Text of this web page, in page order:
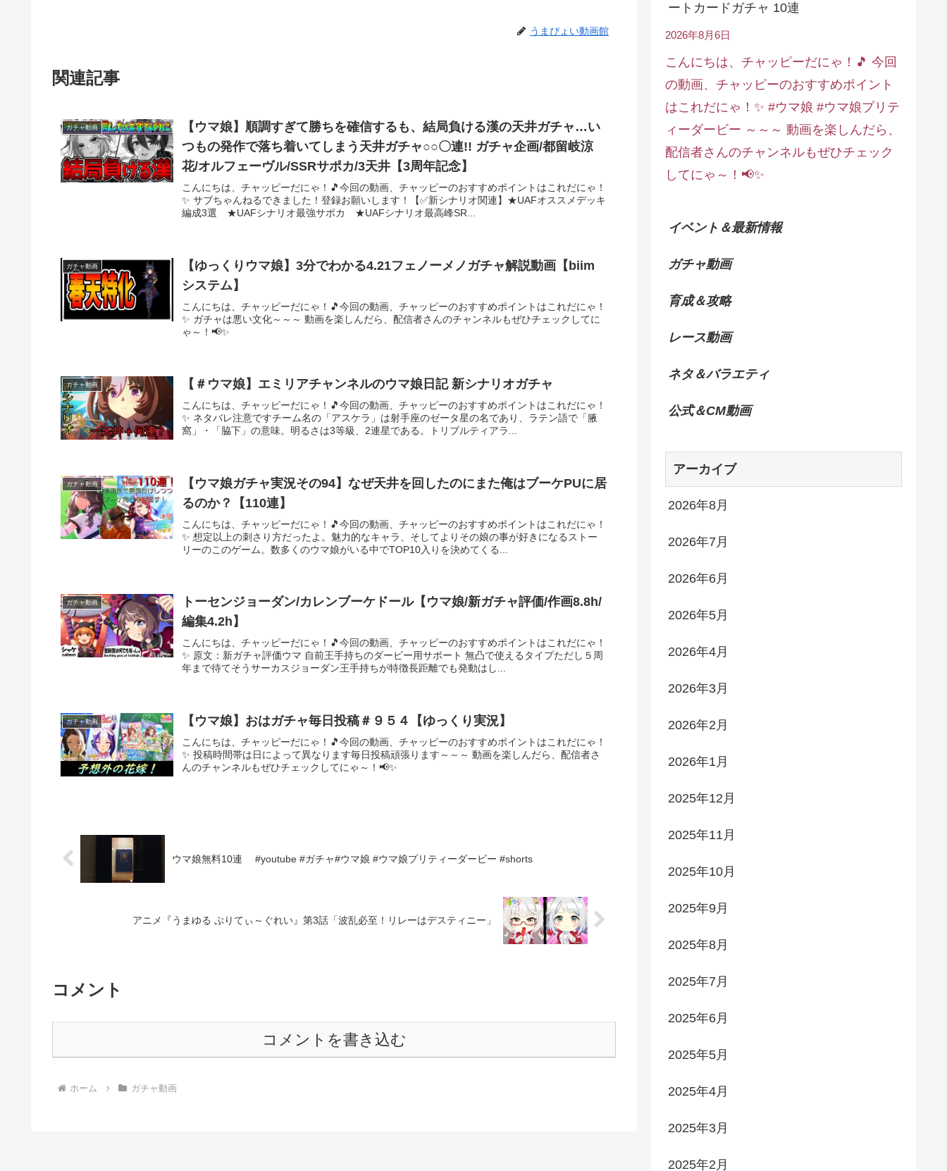
うまぴょい動画館
関連記事
ガチャ動画
【ウマ娘】順調すぎて勝ちを確信するも、結局負ける漢の天井ガチャ…い
つもの発作で落ち着いてしまう天井ガチャ○○〇連!! ガチャ企画/都留岐涼
花/オルフェーヴル/SSRサポカ/3天井【3周年記念】
こんにちは、チャッピーだにゃ！🎵今回の動画、チャッピーのおすすめポイントはこれだにゃ！
✨ サブちゃんねるできました！登録お願いします！【✅新シナリオ関連】★UAFオススメデッキ
編成3選 ★UAFシナリオ最強サポカ ★UAFシナリオ最高峰SR...
ガチャ動画
【ゆっくりウマ娘】3分でわかる4.21フェノーメノガチャ解説動画【biim
システム】
こんにちは、チャッピーだにゃ！🎵今回の動画、チャッピーのおすすめポイントはこれだにゃ！
✨ ガチャは悪い文化～～～ 動画を楽しんだら、配信者さんのチャンネルもぜひチェックしてに
ゃ～！📢✨
ガチャ動画 【＃ウマ娘】エミリアチャンネルのウマ娘日記 新シナリオガチャ
こんにちは、チャッピーだにゃ！🎵今回の動画、チャッピーのおすすめポイントはこれだにゃ！
✨ ネタバレ注意ですチーム名の「アスケラ」は射手座のゼータ星の名であり、ラテン語で「腋
窩」・「脇下」の意味。明るさは3等級、2連星である。トリプルティアラ...
ガチャ動画
【ウマ娘ガチャ実況その94】なぜ天井を回したのにまた俺はブーケPUに居
るのか？【110連】
こんにちは、チャッピーだにゃ！🎵今回の動画、チャッピーのおすすめポイントはこれだにゃ！
✨ 想定以上の刺さり方だったよ。魅力的なキャラ、そしてよりその娘の事が好きになるストー
リーのこのゲーム。数多くのウマ娘がいる中でTOP10入りを決めてくる...
ガチャ動画
トーセンジョーダン/カレンブーケドール【ウマ娘/新ガチャ評価/作画8.8h/
編集4.2h】
こんにちは、チャッピーだにゃ！🎵今回の動画、チャッピーのおすすめポイントはこれだにゃ！
✨ 原文：新ガチャ評価ウマ 自前王手持ちのダービー用サポート 無凸で使えるタイプただし５周
年まで待てそうサーカスジョーダン王手持ちが特徴長距離でも発動はし...
ガチャ動画 【ウマ娘】おはガチャ毎日投稿＃９５４【ゆっくり実況】
こんにちは、チャッピーだにゃ！🎵今回の動画、チャッピーのおすすめポイントはこれだにゃ！
✨ 投稿時間帯は日によって異なります毎日投稿頑張ります～～～ 動画を楽しんだら、配信者さ
んのチャンネルもぜひチェックしてにゃ～！📢✨
ウマ娘無料10連 #youtube #ガチャ#ウマ娘 #ウマ娘プリティーダービー #shorts
アニメ『うまゆる ぷりてぃ～ぐれい』第3話「波乱必至！リレーはデスティニー」
コメント
コメントを書き込む
ホーム ガチャ動画
ートカードガチャ 10連
2026年8月6日
こんにちは、チャッピーだにゃ！🎵 今回
の動画、チャッピーのおすすめポイント
はこれだにゃ！✨ #ウマ娘 #ウマ娘プリテ
ィーダービー ～～～ 動画を楽しんだら、
配信者さんのチャンネルもぜひチェック
してにゃ～！📢✨
イベント＆最新情報
ガチャ動画
育成＆攻略
レース動画
ネタ＆バラエティ
公式＆CM動画
アーカイブ
2026年8月
2026年7月
2026年6月
2026年5月
2026年4月
2026年3月
2026年2月
2026年1月
2025年12月
2025年11月
2025年10月
2025年9月
2025年8月
2025年7月
2025年6月
2025年5月
2025年4月
2025年3月
2025年2月